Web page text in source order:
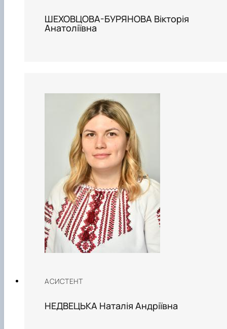
ШЕХОВЦОВА-БУРЯНОВА Вікторія
Анатоліївна
АСИСТЕНТ
НЕДВЕЦЬКА Наталія Андріївна